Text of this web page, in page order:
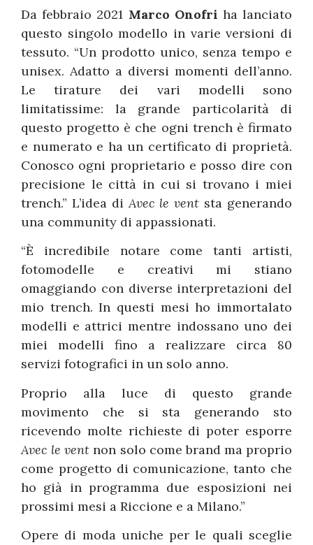
Da febbraio 2021 Marco Onofri ha lanciato
questo singolo modello in varie versioni di
tessuto. “Un prodotto unico, senza tempo e
unisex. Adatto a diversi momenti dell’anno.
Le tirature dei vari modelli sono
limitatissime: la grande particolarità di
questo progetto è che ogni trench è firmato
e numerato e ha un certificato di proprietà.
Conosco ogni proprietario e posso dire con
precisione le città in cui si trovano i miei
trench.” L’idea diAvec le vent sta generando
una community di appassionati.
“È incredibile notare come tanti artisti,
fotomodelle e creativi mi stiano
omaggiando con diverse interpretazioni del
mio trench. In questi mesi ho immortalato
modelli e attrici mentre indossano uno dei
miei modelli fino a realizzare circa 80
servizi fotografici in un solo anno.
Proprio alla luce di questo grande
movimento che si sta generando sto
ricevendo molte richieste di poter esporre
Avec le vent non solo come brand ma proprio
come progetto di comunicazione, tanto che
ho già in programma due esposizioni nei
prossimi mesi a Riccione e a Milano.”
Opere di moda uniche per le quali sceglie